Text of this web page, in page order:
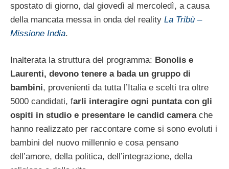
spostato di giorno, dal giovedì al mercoledì, a causa
della mancata messa in onda del reality La Tribù –
Missione India.
Inalterata la struttura del programma: Bonolis e
Laurenti, devono tenere a bada un gruppo di
bambini, provenienti da tutta l’Italia e scelti tra oltre
5000 candidati, farli interagire ogni puntata con gli
ospiti in studio e presentare le candid camerache
hanno realizzato per raccontare come si sono evoluti i
bambini del nuovo millennio e cosa pensano
dell’amore, della politica, dell’integrazione, della